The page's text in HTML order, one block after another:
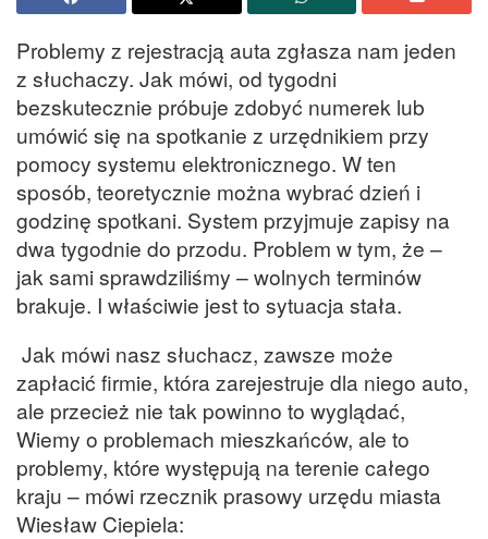
Problemy z rejestracją auta zgłasza nam jeden
z słuchaczy. Jak mówi, od tygodni
bezskutecznie próbuje zdobyć numerek lub
umówić się na spotkanie z urzędnikiem przy
pomocy systemu elektronicznego. W ten
sposób, teoretycznie można wybrać dzień i
godzinę spotkani. System przyjmuje zapisy na
dwa tygodnie do przodu. Problem w tym, że –
jak sami sprawdziliśmy – wolnych terminów
brakuje. I właściwie jest to sytuacja stała.
Jak mówi nasz słuchacz, zawsze może
zapłacić firmie, która zarejestruje dla niego auto,
ale przecież nie tak powinno to wyglądać,
Wiemy o problemach mieszkańców, ale to
problemy, które występują na terenie całego
kraju – mówi rzecznik prasowy urzędu miasta
Wiesław Ciepiela: